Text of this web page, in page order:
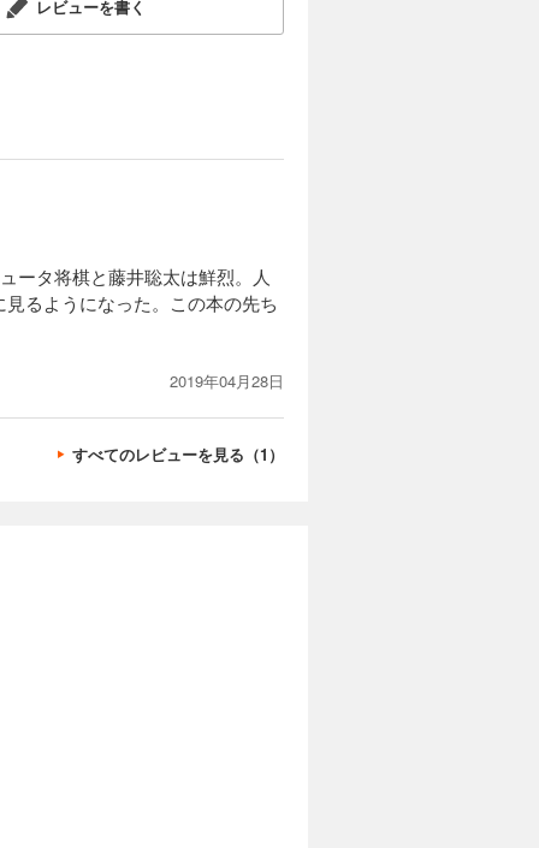
レビューを書く
ータ将棋と藤井聡太は鮮烈。人
るようになった。この本の先ち
2019年04月28日
すべてのレビューを見る（1）